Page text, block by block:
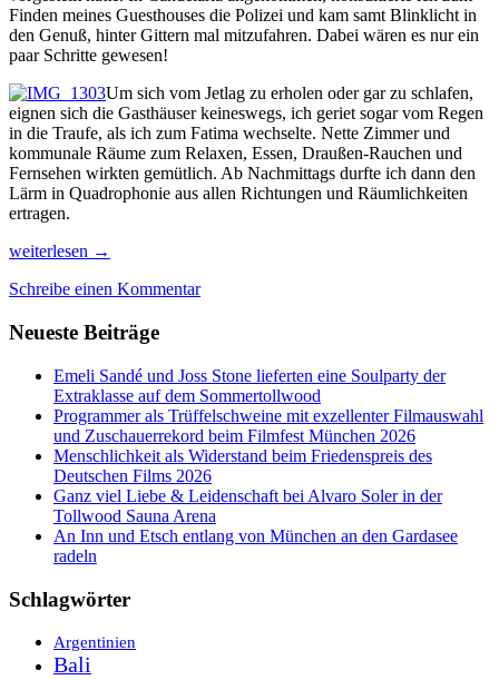
Finden meines Guesthouses die Polizei und kam samt Blinklicht in
den Genuß, hinter Gittern mal mitzufahren. Dabei wären es nur ein
paar Schritte gewesen!
Um sich vom Jetlag zu erholen oder gar zu schlafen,
eignen sich die Gasthäuser keineswegs, ich geriet sogar vom Regen
in die Traufe, als ich zum Fatima wechselte. Nette Zimmer und
kommunale Räume zum Relaxen, Essen, Draußen-Rauchen und
Fernsehen wirkten gemütlich. Ab Nachmittags durfte ich dann den
Lärm in Quadrophonie aus allen Richtungen und Räumlichkeiten
ertragen.
Von
in
entspannte
weiterlesen →
Schreibe einen Kommentar
Neueste Beiträge
Emeli Sandé und Joss Stone lieferten eine Soulparty der
Extraklasse auf dem Sommertollwood
Programmer als Trüffelschweine mit exzellenter Filmauswahl
und Zuschauerrekord beim Filmfest München 2026
Menschlichkeit als Widerstand beim Friedenspreis des
Deutschen Films 2026
Ganz viel Liebe & Leidenschaft bei Alvaro Soler in der
Tollwood Sauna Arena
An Inn und Etsch entlang von München an den Gardasee
radeln
Schlagwörter
Argentinien
Bali